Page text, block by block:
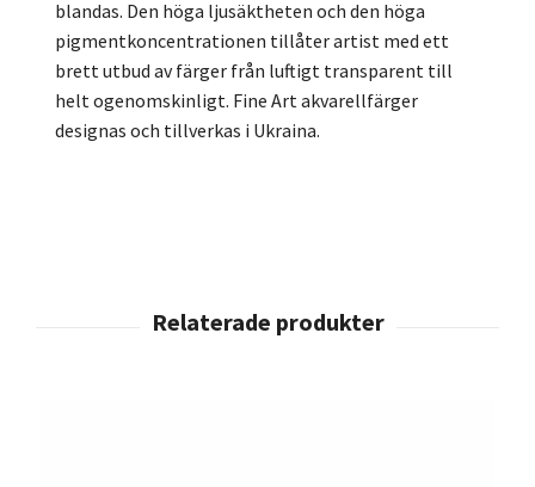
blandas. Den höga ljusäktheten och den höga
pigmentkoncentrationen tillåter artist med ett
brett utbud av färger från luftigt transparent till
helt ogenomskinligt. Fine Art akvarellfärger
designas och tillverkas i Ukraina.